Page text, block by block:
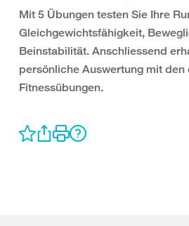
Mit 5 Übungen testen Sie Ihre
Gleichgewichtsfähigkeit,
Beinstabilität. Anschliessend
persönliche Auswertung mit
Fitnessübungen.